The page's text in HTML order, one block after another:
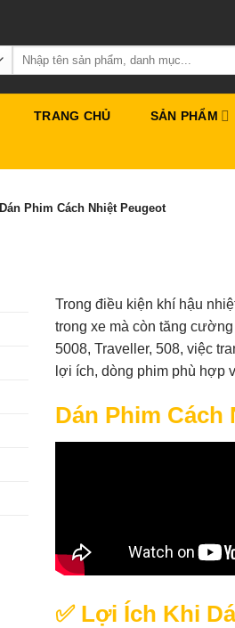
Tìm
kiếm:
TRANG CHỦ SẢN PHẨM
Dán Phim Cách Nhiệt Peugeot
Trong điều kiện khí hậu
trong xe mà còn tăng
5008, Traveller, 508, việc
lợi ích, dòng phim phù hợp
Dán Phim Cách
✅ Lợi Ích Khi